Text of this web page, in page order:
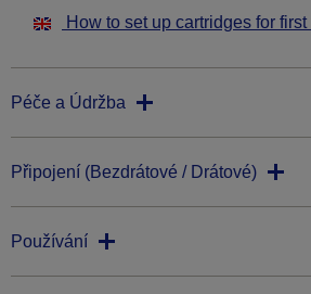
How to set up cartridges for
Péče a Údržba
Připojení (Bezdrátové / Drátové)
Používání